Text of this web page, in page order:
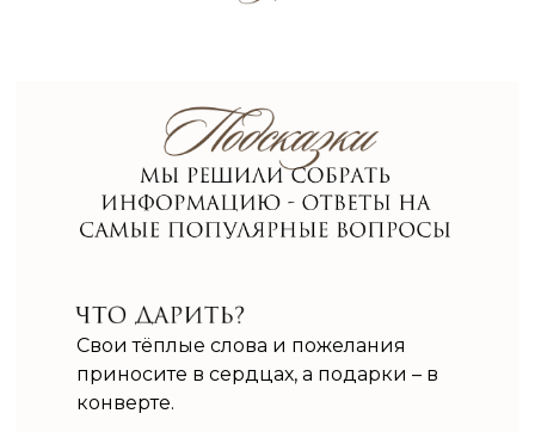
Свои тёплые слова и пожелания
приносите в сердцах, а подарки – в
конверте.